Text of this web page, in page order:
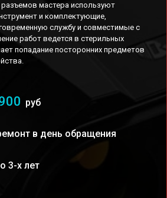
мастера используют
и комплектующие,
службу и совместимые с
работ ведется в стерильных
попадание посторонних предметов
руб
в день обращения
3-х лет